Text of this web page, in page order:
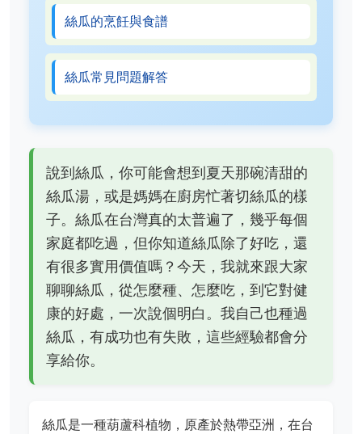
絲瓜的烹飪與食譜
絲瓜常見問題解答
說到絲瓜，你可能會想到夏天那碗清甜的
絲瓜湯，或是媽媽在廚房忙著切絲瓜的樣
子。絲瓜在台灣真的太普遍了，幾乎每個
家庭都吃過，但你知道絲瓜除了好吃，還
有很多實用價值嗎？今天，我就來跟大家
聊聊絲瓜，從怎麼種、怎麼吃，到它對健
康的好處，一次說個明白。我自己也種過
絲瓜，有成功也有失敗，這些經驗都會分
享給你。
絲瓜是一種葫蘆科植物，原產於熱帶亞洲，在台